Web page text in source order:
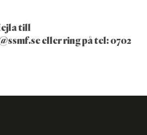
till
eller ring på tel: 0702